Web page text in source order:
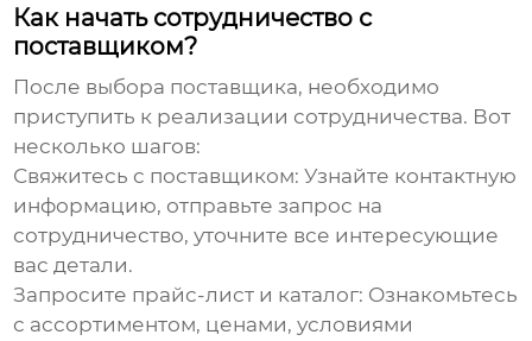
Как начать сотрудничество с
поставщиком?
После выбора поставщика, необходимо
приступить к реализации сотрудничества. Вот
несколько шагов:
Свяжитесь с поставщиком: Узнайте контактную
информацию, отправьте запрос на
сотрудничество, уточните все интересующие
вас детали.
Запросите прайс-лист и каталог: Ознакомьтесь
с ассортиментом, ценами, условиями